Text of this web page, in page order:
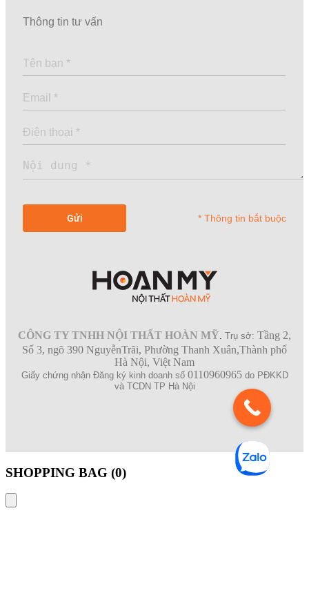
Thông tin tư vấn
* Thông tin bắt buộc
CÔNG TY TNHH NỘI THẤT HOÀN MỸ Trụ sở: Tầng 2,
Số 3, ngõ 390 NguyễnTrãi, Phường Thanh Xuân,Thành phố
Hà Nội, Việt Nam
Giấy chứng nhận Đăng ký kinh doanh số 0110960965do PĐKKD
và TCDN TP Hà Nội
SHOPPING BAG (0)